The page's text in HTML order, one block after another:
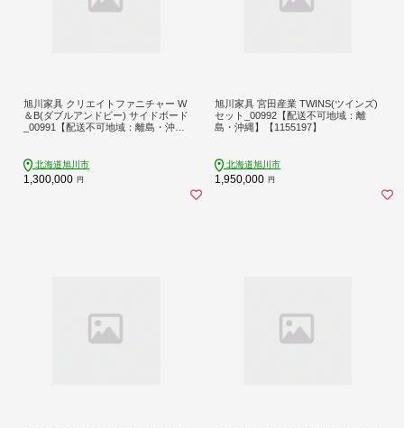
旭川家具 クリエイトファニチャー W
＆B(ダブルアンドビー) サイドボード
_00991【配送不可地域：離島・沖
北海道旭川市
1,300,000 円
旭川家具 宮田産業 TWINS(ツインズ)
セット_00992【配送不可地域：離
島・沖縄】【1155197】
北海道旭川市
1,950,000 円